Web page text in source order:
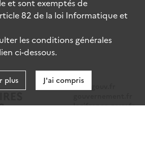
data.gouv.fr
legifrance.gouv.fr
et sont exemptés de
82 de la loi Informatique et
les conditions générales
ci-dessous.
plus J'ai compris